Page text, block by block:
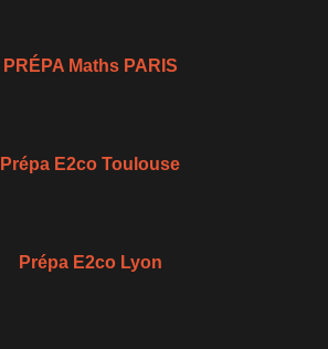
PRÉPA Maths PARIS
Prépa E2co Toulouse
Prépa E2co Lyon